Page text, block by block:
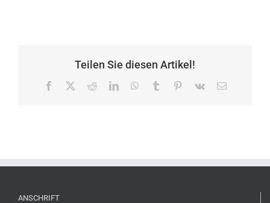
Teilen Sie diesen Artikel!
Facebook RedditLinkedInWhatsApp
Tumblr Pinterest
Vk
E-
ANSCHRIFT